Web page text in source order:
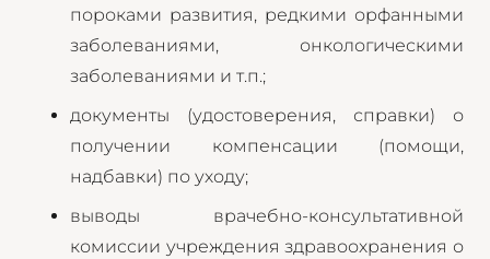
пороками развития, редкими орфанными
заболеваниями, онкологическими
заболеваниями и т.п.;
документы (удостоверения, справки) о
получении компенсации (помощи,
надбавки) по уходу;
выводы врачебно-консультативной
комиссии учреждения здравоохранения о